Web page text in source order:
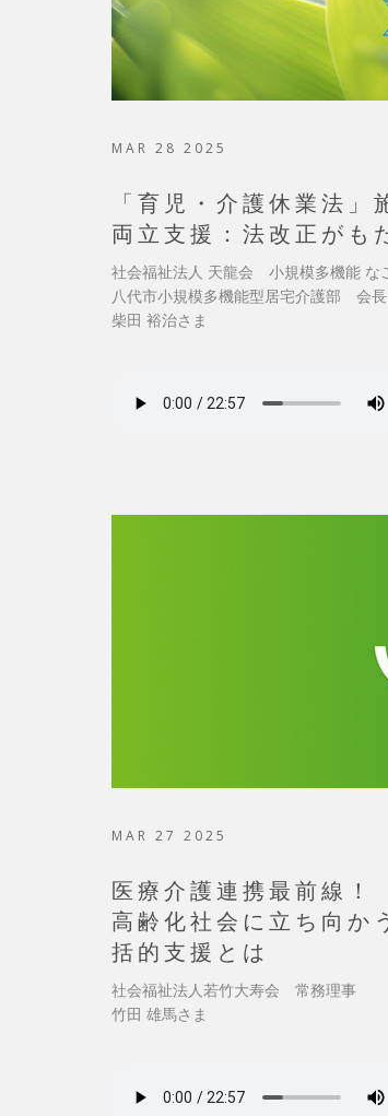
MAR 28 2025
「育児・介護休業法
両立支援：法改正がも
社会福祉法人 天龍会 小規模多機能 な
八代市小規模多機能型居宅介護部 会長
柴田 裕治さま
MAR 27 2025
医療介護連携最前線！
高齢化社会に立ち向か
括的支援とは
社会福祉法人若竹大寿会 常務理事
竹田 雄馬さま